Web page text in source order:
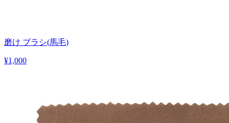
磨け ブラシ(馬毛)
¥1,000